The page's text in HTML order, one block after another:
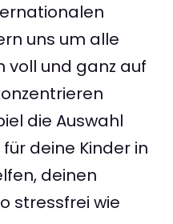
uns um alle
voll und ganz auf
die Auswahl
deine Kinder in
deinen
stressfrei wie